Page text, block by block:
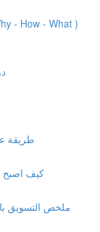
- How - What )
طريقة
كيف اصبح
ملخص التسويق